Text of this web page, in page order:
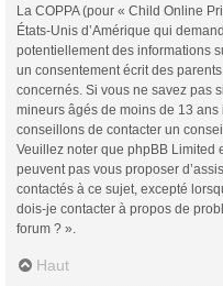
La COPPA (pour « Child Online
États-Unis d’Amérique qui
potentiellement des informations
un consentement écrit des
concernés. Si vous ne savez pas
mineurs âgés de moins de 13
conseillons de contacter un
Veuillez noter que phpBB Limited
peuvent pas vous proposer
contactés à ce sujet, excepté
dois-je contacter à propos de
forum ? ».
Haut